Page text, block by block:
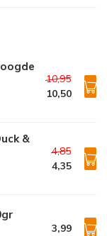
10,95
10,50
&
4,85
4,35
3,99